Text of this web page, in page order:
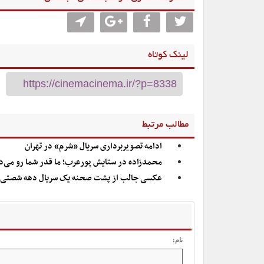
لینک کوتاه
مطالب مرتبط
ادامه تصویربرداری سریال «شرم» در تهران
محمدزاده در ستایش پورعرب؛ ما قدر شما رو
عکسی جالب از پشت صحنه یک سریال دهه شصتی
نام: